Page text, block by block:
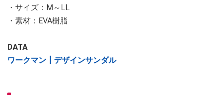
・サイズ：M～LL
・素材：EVA樹脂
DATA
ワークマン┃デザインサンダル